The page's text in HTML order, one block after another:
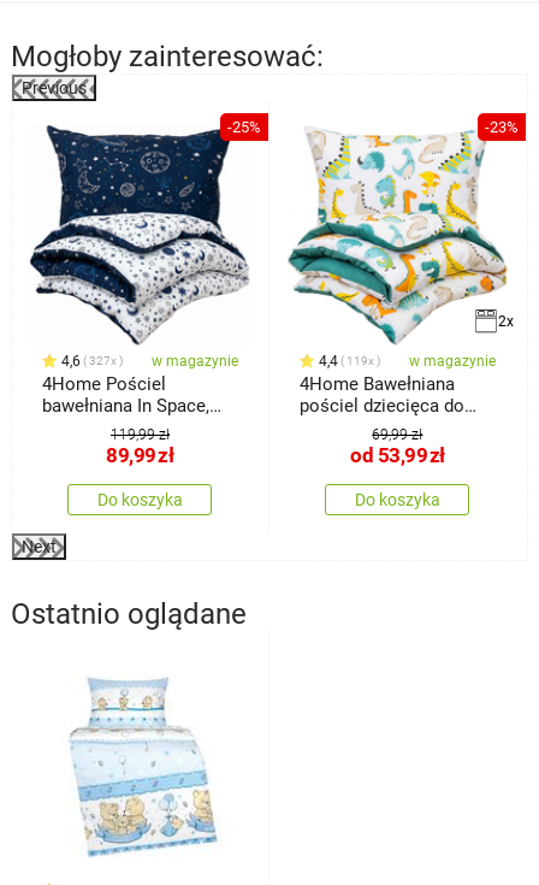
Mogłoby zainteresować:
Previous
-25%
4,6 327x w magazynie
4Home Pościel
bawełniana In Space,
140 x 200 cm, 70 x 90
119,99 zł
89,99zł
Do koszyka
-23%
2x
4,4 119x w magazynie
4Home Bawełniana
pościel dziecięca do
69,99 zł
od 53,99zł
Do koszyka
Next
Ostatnio oglądane